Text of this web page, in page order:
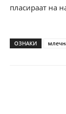
пласираат на
ОЗНАКИ